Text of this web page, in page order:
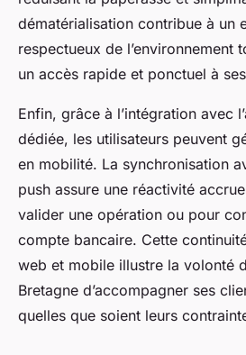
dématérialisation contribue à un
respectueux de l’environnement
un accès rapide et ponctuel à
Enfin, grâce à l’intégration avec
dédiée, les utilisateurs peuvent
en mobilité. La synchronisation
push assure une réactivité
valider une opération ou pour
compte bancaire. Cette
web et mobile illustre la volonté
Bretagne d’accompagner ses
quelles que soient leurs